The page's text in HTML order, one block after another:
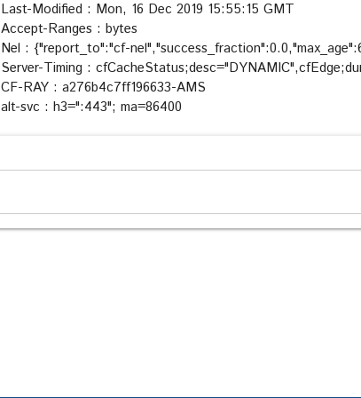
Last-Modified : Mon, 16 Dec 2019 15:55:15 GMT
Accept-Ranges : bytes
Nel : {"report_to":"cf-
Server-Timing :
CF-RAY : a276b4c7ff196633-AMS
alt-svc : h3=":443"; ma=86400